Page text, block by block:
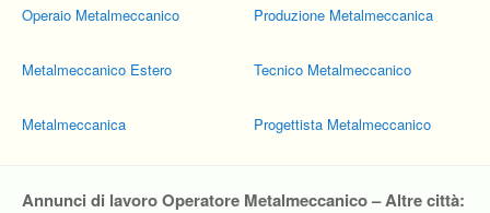
Operaio Metalmeccanico
Metalmeccanico Estero
Metalmeccanica
Produzione Metalmeccanica
Tecnico Metalmeccanico
Progettista Metalmeccanico
Annunci di lavoro Operatore Metalmeccanico – Altre città: